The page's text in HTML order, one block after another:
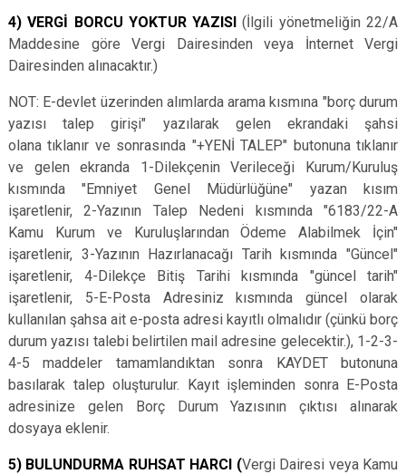
4) VERGİ BORCU YOKTUR YAZISI(İlgili yönetmeliğin 22/A
Maddesine göre Vergi Dairesinden veya İnternet Vergi
Dairesinden alınacaktır.)
NOT: E-devlet üzerinden alımlarda arama kısmına "borç durum
yazısı talep girişi" yazılarak gelen ekrandaki şahsi
olana tıklanır ve sonrasında "+YENİ TALEP" butonuna tıklanır
ve gelen ekranda 1-Dilekçenin Verileceği Kurum/Kuruluş
kısmında "Emniyet Genel Müdürlüğüne" yazan kısım
işaretlenir, 2-Yazının Talep Nedeni kısmında "6183/22-A
Kamu Kurum ve Kuruluşlarından Ödeme Alabilmek İçin"
işaretlenir, 3-Yazının Hazırlanacağı Tarih kısmında "Güncel"
işaretlenir, 4-Dilekçe Bitiş Tarihi kısmında "güncel tarih"
işaretlenir, 5-E-Posta Adresiniz kısmında güncel olarak
kullanılan şahsa ait e-posta adresi kayıtlı olmalıdır (çünkü borç
durum yazısı talebi belirtilen mail adresine gelecektir.), 1-2-3-
4-5 maddeler tamamlandıktan sonra KAYDET butonuna
basılarak talep oluşturulur. Kayıt işleminden sonra E-Posta
adresinize gelen Borç Durum Yazısının çıktısı alınarak
dosyaya eklenir.
5) BULUNDURMA RUHSAT HARCI (Vergi Dairesi veya Kamu